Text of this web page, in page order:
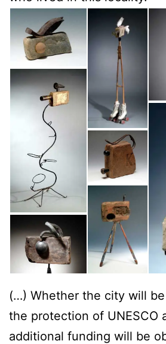
(…) Whether the city will
the protection of UNESCO
additional funding will be